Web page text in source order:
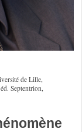
de Lille,
Septentrion,